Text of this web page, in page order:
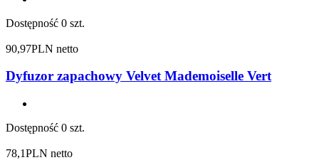
Dostępność 0 szt.
90,97PLN netto
Dyfuzor zapachowy Velvet Mademoiselle Vert
Dostępność 0 szt.
78,1PLN netto